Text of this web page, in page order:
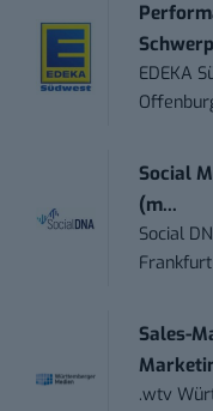
EDEKA
Social
(m...
Social
Sales-
.wtv